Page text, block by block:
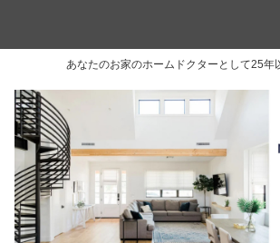
あなたのお家のホームドクターとして25年